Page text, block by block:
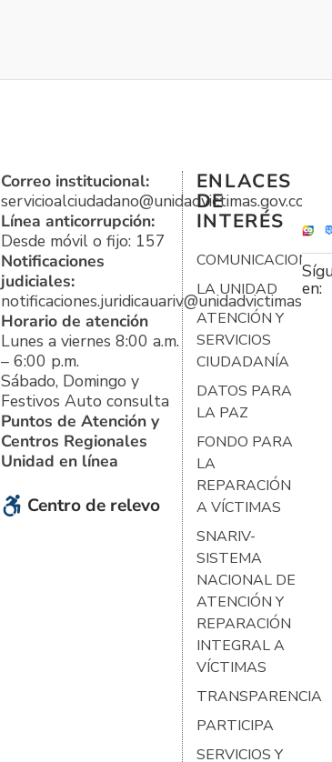
Correo institucional:
servicioalciudadano@unidadvictimas.gov.co
Línea anticorrupción:
Desde móvil o fijo: 157
Notificaciones
judiciales:
Horario de atención
Lunes a viernes 8:00 a.m.
– 6:00 p.m.
Sábado, Domingo y
Festivos Auto consulta
Puntos de Atención y
Centros Regionales
Unidad en línea
Centro de relevo
ENLACES
DE
INTERÉS
COMUNICACIONES
LA UNIDAD
ATENCIÓN Y
SERVICIOS
CIUDADANÍA
DATOS PARA
LA PAZ
FONDO PARA
LA
REPARACIÓN
A VÍCTIMAS
SNARIV-
SISTEMA
NACIONAL DE
ATENCIÓN Y
REPARACIÓN
INTEGRAL A
VÍCTIMAS
TRANSPARENCIA
PARTICIPA
SERVICIOS Y
en: